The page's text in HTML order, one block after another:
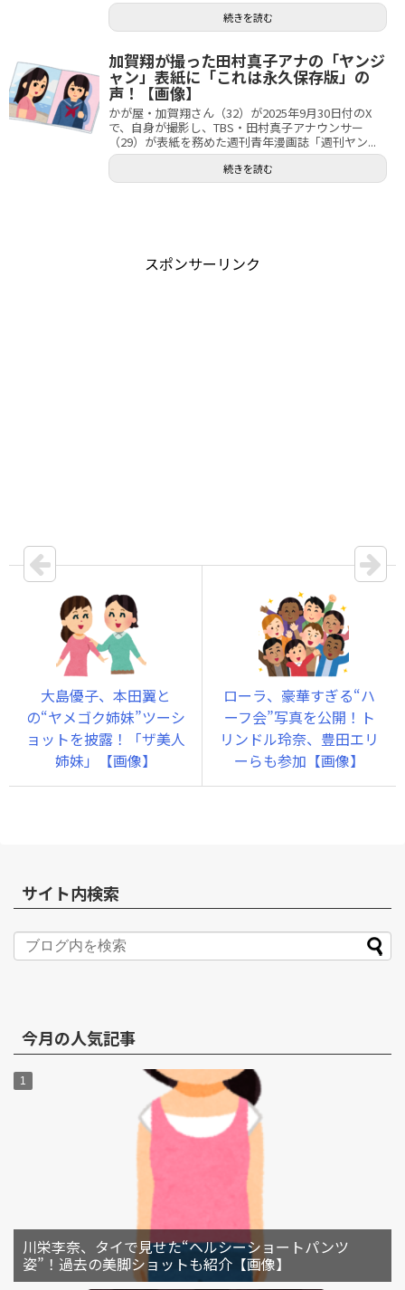
続きを読む
加賀翔が撮った田村真子アナの「ヤンジ
ャン」表紙に「これは永久保存版」の
声！【画像】
かが屋・加賀翔さん（32）が2025年9月30日付のX
で、自身が撮影し、TBS・田村真子アナウンサー
（29）が表紙を務めた週刊青年漫画誌「週刊ヤン...
続きを読む
スポンサーリンク
大島優子、本田翼と
の“ヤメゴク姉妹”ツーシ
ョットを披露！「ザ美人
姉妹」【画像】
ローラ、豪華すぎる“ハ
ーフ会”写真を公開！ト
リンドル玲奈、豊田エリ
ーらも参加【画像】
サイト内検索
今月の人気記事
川栄李奈、タイで見せた“ヘルシーショートパンツ
姿”！過去の美脚ショットも紹介【画像】